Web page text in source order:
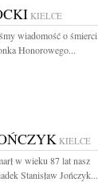
KIELCE
wiadomość o śmierci
Honorowego...
KIELCE
w wieku 87 lat nasz
Stanisław Jończyk...